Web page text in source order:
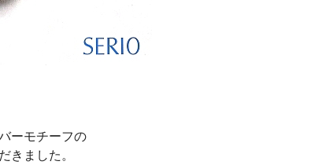
ーモチーフの
ました。